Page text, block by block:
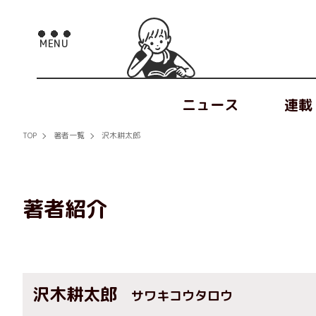
ニュース 連載
TOP 著者一覧 沢木耕太郎
著者紹介
沢木耕太郎 サワキコウタロウ